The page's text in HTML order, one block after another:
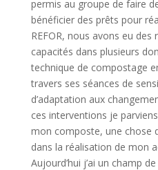
permis au groupe de faire
bénéficier des prêts pour
REFOR, nous avons eu
capacités dans plusieurs
technique de compostage
travers ses séances de
d’adaptation aux
ces interventions je
mon composte, une chose
dans la réalisation de mon
Aujourd’hui j’ai un champ